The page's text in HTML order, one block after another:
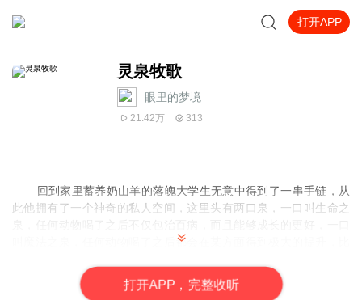
打开APP
灵泉牧歌
眼里的梦境
21.42万 313
回到家里蓄养奶山羊的落魄大学生无意中得到了一串手链，从
此他拥有了一个神奇的私人空间，这里头有两口泉，一口叫生命之
叫魔法之泉，任何动物喝了之后都会在某方面得到极大的提升，比
营养更加出众。
于是他去地广人稀的美利坚买了块地，开始了自己畜牧大王的
打开APP，完整收听